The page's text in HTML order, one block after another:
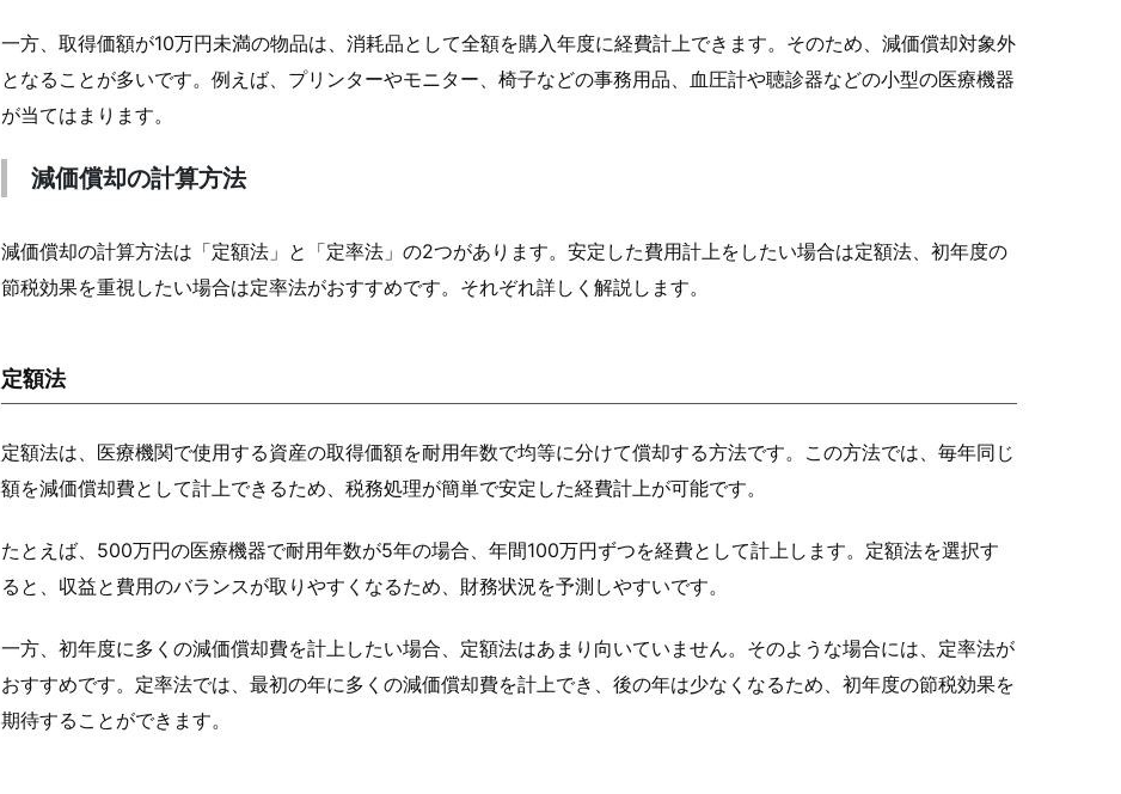
一方、取得価額が10万円未満の物品は、消耗品として全額を購入年度に経費計上できます。そのため、減価償却対象外
となることが多いです。例えば、プリンターやモニター、椅子などの事務用品、血圧計や聴診器などの小型の医療機器
が当てはまります。
減価償却の計算方法
減価償却の計算方法は「定額法」と「定率法」の2つがあります。安定した費用計上をしたい場合は定額法、初年度の
節税効果を重視したい場合は定率法がおすすめです。それぞれ詳しく解説します。
定額法
定額法は、医療機関で使用する資産の取得価額を耐用年数で均等に分けて償却する方法です。この方法では、毎年同じ
額を減価償却費として計上できるため、税務処理が簡単で安定した経費計上が可能です。
たとえば、500万円の医療機器で耐用年数が5年の場合、年間100万円ずつを経費として計上します。定額法を選択す
ると、収益と費用のバランスが取りやすくなるため、財務状況を予測しやすいです。
一方、初年度に多くの減価償却費を計上したい場合、定額法はあまり向いていません。そのような場合には、定率法が
おすすめです。定率法では、最初の年に多くの減価償却費を計上でき、後の年は少なくなるため、初年度の節税効果を
期待することができます。